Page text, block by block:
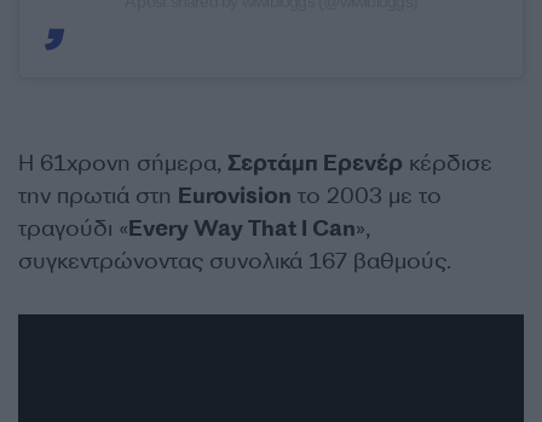
Η 61χρονη σήμερα, Σερτάμπ Ερενέρ κέρδισε
την πρωτιά στη Eurovision το 2003 με το
τραγούδι «Every Way That I Can»,
συγκεντρώνοντας συνολικά 167 βαθμούς.